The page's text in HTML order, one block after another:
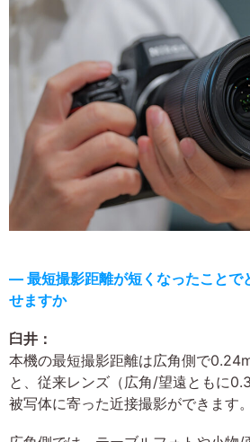
― 最短撮影距離が短くなったことで
せますか
臼井：
本機の最短撮影距離は広角側で
と、従来レンズ（広角/望遠ともに
被写体に寄った近接撮影ができます。